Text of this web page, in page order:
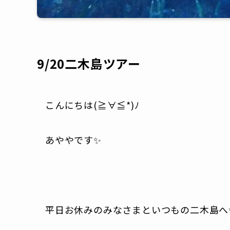
9/20二木島ツアー
こんにちは(≧∀≦*)ﾉ
あややです✨
平日お休みのみなさまといつもの二木島へ